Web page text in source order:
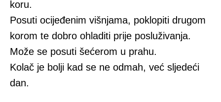
koru.
Posuti ocijeđenim višnjama, poklopiti drugom
korom te dobro ohladiti prije posluživanja.
Može se posuti šećerom u prahu.
Kolač je bolji kad se ne odmah, već sljedeći
dan.